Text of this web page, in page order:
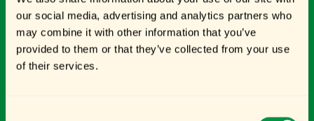
our social media, advertising and analytics partners who
may combine it with other information that you’ve
provided to them or that they’ve collected from your use
of their services.crispy chili oil